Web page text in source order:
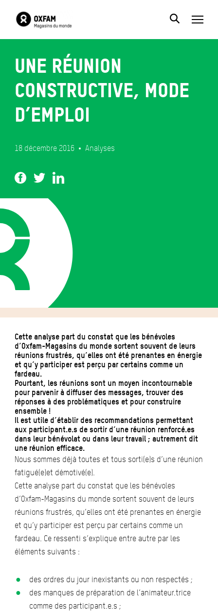
Une réunion
constructive, mode
d’emploi
18 décembre 2016 Analyses
Cette analyse part du constat que les bénévoles
d’Oxfam-Magasins du monde sortent souvent de leurs
réunions frustrés, qu’elles ont été prenantes en énergie
et qu’y participer est perçu par certains comme un
fardeau.
Pourtant, les réunions sont un moyen incontournable
pour parvenir à diffuser des messages, trouver des
réponses à des problématiques et pour construire
ensemble !
Il est utile d’établir des recommandations permettant
aux participant.e.s de sortir d’une réunion renforcé.es
dans leur bénévolat ou dans leur travail ; autrement dit
une réunion efficace.
Nous sommes déjà toutes et tous sorti(e)s d’une réunion
fatigué(e)et démotivé(e).
Cette analyse part du constat que les bénévoles
d’Oxfam-Magasins du monde sortent souvent de leurs
réunions frustrés, qu’elles ont été prenantes en énergie
et qu’y participer est perçu par certains comme un
fardeau. Ce ressenti s’explique entre autre par les
éléments suivants :
des ordres du jour inexistants ou non respectés ;
des manques de préparation de l’animateur.trice
comme des participant.e.s ;